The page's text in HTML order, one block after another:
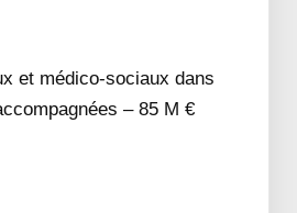
et médico-sociaux dans
– 85 M €